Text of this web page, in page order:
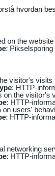
hvordan
on the
: Pikselsporing
visitor's visits
: HTTP-
on the visitor's
: HTTP-
users'
: HTTP-
networking
: HTTP-